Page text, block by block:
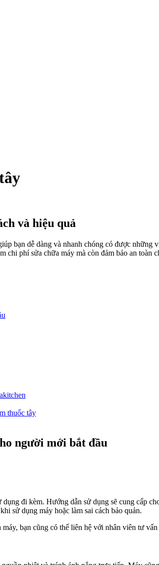
và hiệu quả
bạn dễ dàng và nhanh chóng có được
phí sửa chữa máy mà còn đảm bảo an
thuốc tây
người mới bắt đầu
đi kèm. Hướng dẫn sử dụng sẽ cung cấp
sử dụng máy hoặc làm sai cách bảo quản.
bạn cũng có thể liên hệ với nhân viên tư